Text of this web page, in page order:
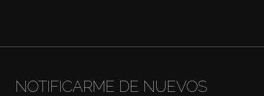
NOTIFICARME DE NUEVOS